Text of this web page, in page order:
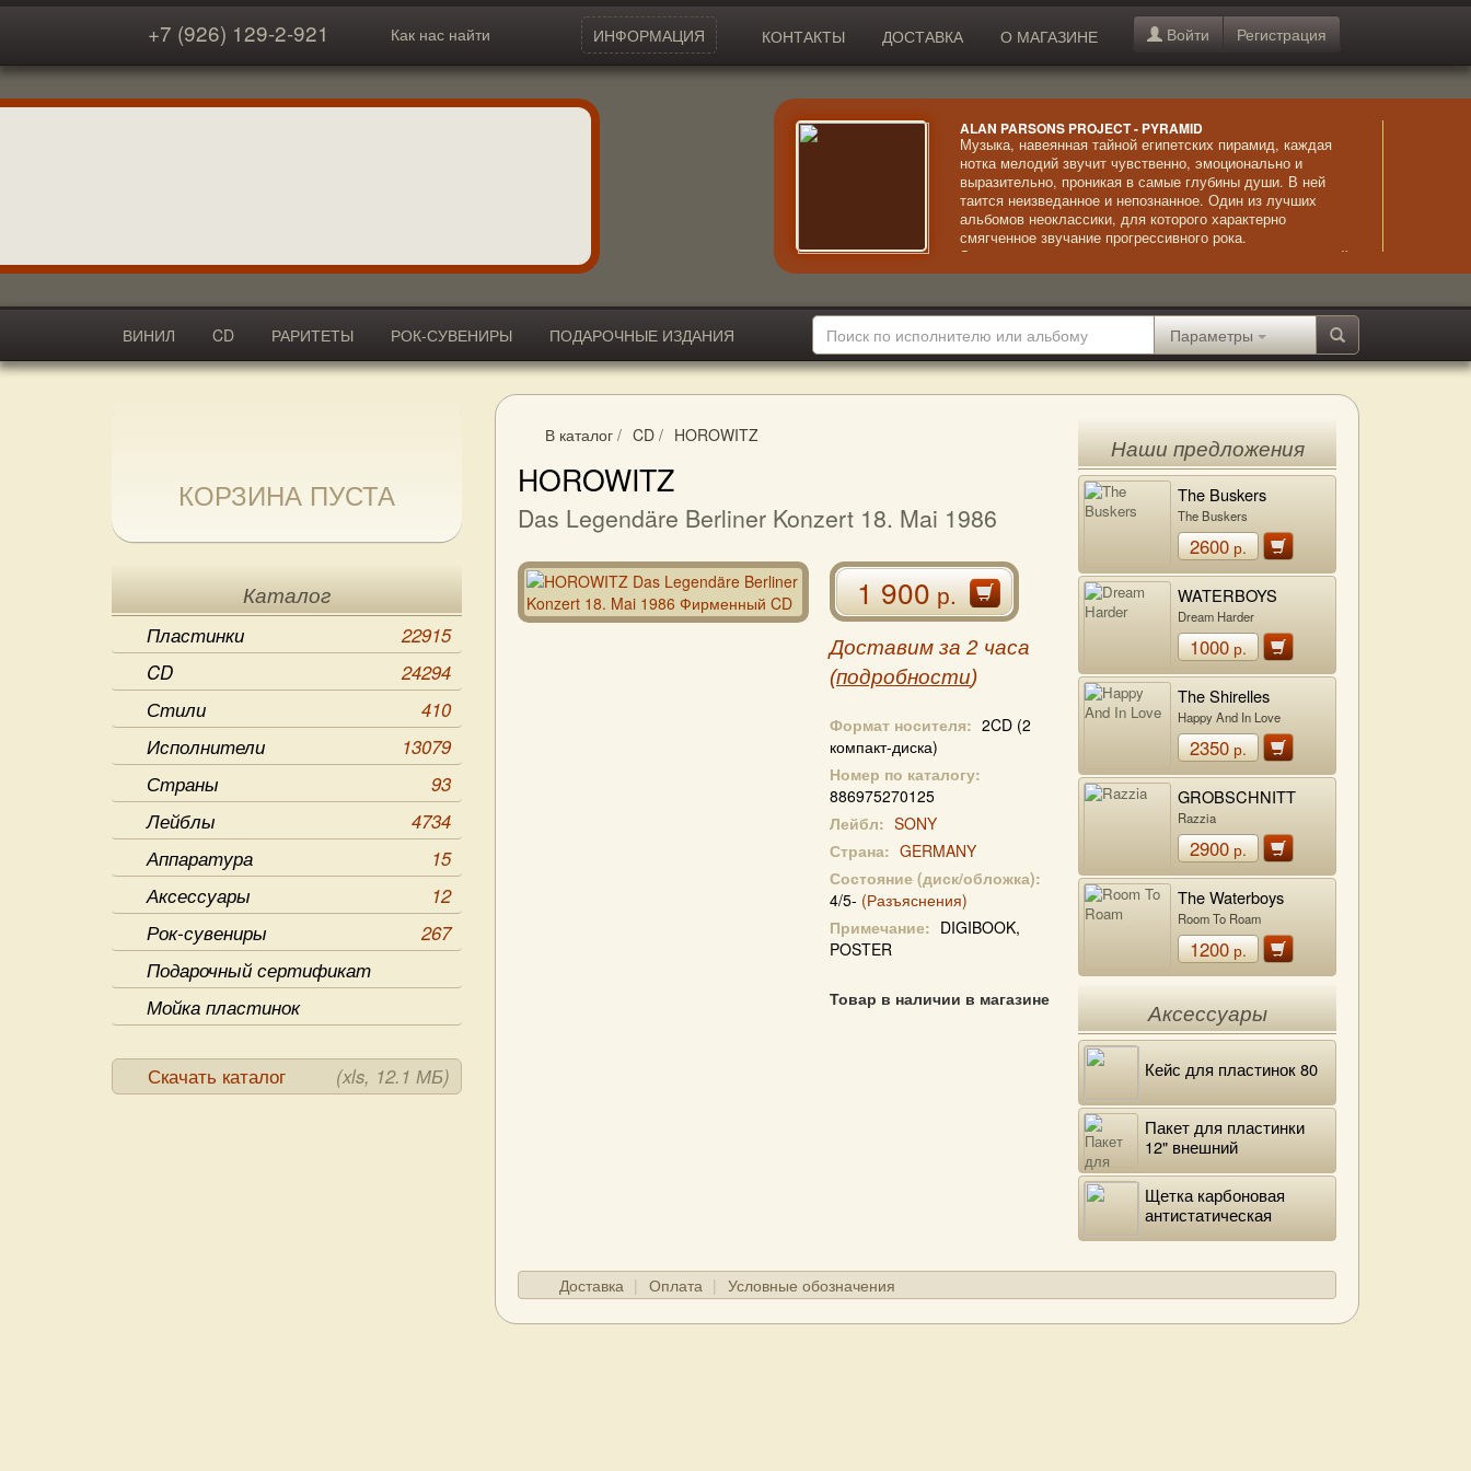
+7 (926) 129-2-921 Как нас найти ИНФОРМАЦИЯ КОНТАКТЫ ДОСТАВКА О МАГАЗИНЕ Войти Регистрация
ALAN PARSONS PROJECT - PYRAMID
Музыка, навеянная тайной египетских пирамид, каждая
нотка мелодий звучит чувственно, эмоционально и
выразительно, проникая в самые глубины души. В ней
таится неизведанное и непознанное. Один из лучших
альбомов неоклассики, для которого характерно
смягченное звучание прогрессивного рока.
Экстраординарное исполнение сочетается с невыразимой
красотой композиций и безупречно звучащим вокалом.
ВИНИЛ CD РАРИТЕТЫ РОК-СУВЕНИРЫ
ПОДАРОЧНЫЕ ИЗДАНИЯ
АКСЕССУАРЫ
Параметры
КОРЗИНА ПУСТА
Каталог
Пластинки
22915
CD
24294
Стили
410
Исполнители
13079
Страны
93
Лейблы
4734
Аппаратура
15
Аксессуары
12
Рок-сувениры
267
Подарочный сертификат
Мойка пластинок
Скачать каталог (xls, 12.1 МБ)
В каталог / CD / HOROWITZ
HOROWITZ
Das Legendäre Berliner Konzert 18. Mai 1986
1 900р.
Доставим за 2 часа
(подробности)
Формат носителя: 2CD (2
компакт-диска)
Номер по каталогу:
886975270125
Лейбл: SONY
Страна: GERMANY
Состояние (диск/обложка):
4/5- (Разъяснения)
Примечание: DIGIBOOK,
POSTER
Товар в наличии в магазине
Наши предложения
The Buskers
The Buskers
2600р.
WATERBOYS
Dream Harder
1000р.
The Shirelles
Happy And In Love
2350р.
GROBSCHNITT
Razzia
2900р.
The Waterboys
Room To Roam
1200р.
Аксессуары
Кейс для пластинок 80
Пакет для пластинки
12" внешний
Щетка карбоновая
антистатическая
Доставка Оплата Условные обозначения